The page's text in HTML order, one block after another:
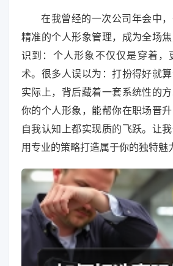
在我曾经的一次公司年会中
精准的个人形象管理，成为全场
识到：个人形象不仅仅是穿着，
术。很多人误以为：打扮得好就
实际上，背后藏着一套系统性的
你的个人形象，能帮你在职场晋
自我认知上都实现质的飞跃。让
用专业的策略打造属于你的独特魅